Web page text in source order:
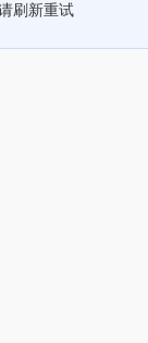
刷新重试